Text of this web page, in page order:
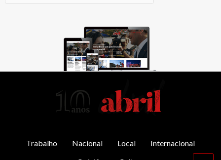
Trabalho Nacional Local
Internacional